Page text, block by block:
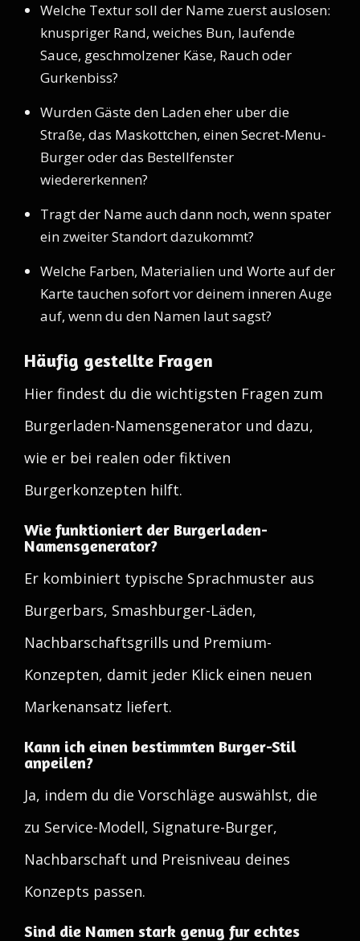
Welche Textur soll der Name zuerst auslosen:
knuspriger Rand, weiches Bun, laufende
Sauce, geschmolzener Käse, Rauch oder
Gurkenbiss?
Wurden Gäste den Laden eher uber die
Straße, das Maskottchen, einen Secret-Menu-
Burger oder das Bestellfenster
wiedererkennen?
Tragt der Name auch dann noch, wenn spater
ein zweiter Standort dazukommt?
Welche Farben, Materialien und Worte auf der
Karte tauchen sofort vor deinem inneren Auge
auf, wenn du den Namen laut sagst?
Häufig gestellte Fragen
Hier findest du die wichtigsten Fragen zum
Burgerladen-Namensgenerator und dazu,
wie er bei realen oder fiktiven
Burgerkonzepten hilft.
Wie funktioniert der Burgerladen-
Namensgenerator?
Er kombiniert typische Sprachmuster aus
Burgerbars, Smashburger-Läden,
Nachbarschaftsgrills und Premium-
Konzepten, damit jeder Klick einen neuen
Markenansatz liefert.
Kann ich einen bestimmten Burger-Stil
anpeilen?
Ja, indem du die Vorschläge auswählst, die
zu Service-Modell, Signature-Burger,
Nachbarschaft und Preisniveau deines
Konzepts passen.
Sind die Namen stark genug fur echtes